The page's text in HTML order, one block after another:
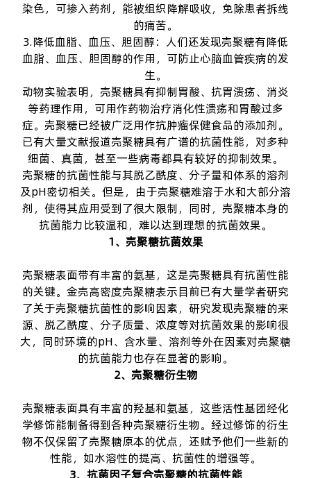
染色，可掺入药剂，能被组织降解吸收，免除患者拆线
的痛苦。
3.降低血脂、血压、胆固醇：人们还发现壳聚糖有降低
血脂、血压、胆固醇的作用，可防止心脑血管疾病的发
生。
动物实验表明，壳聚糖具有抑制胃酸、抗胃溃疡、消炎
等药理作用，可用作药物治疗消化性溃疡和胃酸过多
症。壳聚糖已经被广泛用作抗肿瘤保健食品的添加剂。
已有大量文献报道壳聚糖具有广谱的抗菌性能，对多种
细菌、真菌，甚至一些病毒都具有较好的抑制效果。
壳聚糖的抗菌性能与其脱乙酰度、分子量和体系的溶剂
及pH密切相关。但是，由于壳聚糖难溶于水和大部分溶
剂，使得其应用受到了很大限制，同时，壳聚糖本身的
抗菌能力比较温和，难以达到理想的抗菌效果。
1、壳聚糖抗菌效果
壳聚糖表面带有丰富的氨基，这是壳聚糖具有抗菌性能
的关键。金壳高密度壳聚糖表示目前已有大量学者研究
了关于壳聚糖抗菌性的影响因素，研究发现壳聚糖的来
源、脱乙酰度、分子质量、浓度等对抗菌效果的影响很
大，同时环境的pH、含水量、溶剂等外在因素对壳聚糖
的抗菌能力也存在显著的影响。
2、壳聚糖衍生物
壳聚糖表面具有丰富的羟基和氨基，这些活性基团经化
学修饰能制备得到各种壳聚糖衍生物。经过修饰的衍生
物不仅保留了壳聚糖原本的优点，还赋予他们一些新的
性能，如水溶性的提高、抗菌性的增强等。
3、抗菌因子复合壳聚糖的抗菌性能